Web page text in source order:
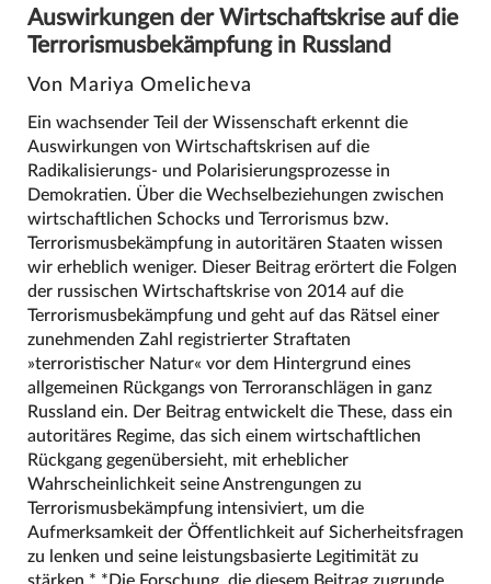
Auswirkungen der Wirtschaftskrise auf die
Terrorismusbekämpfung in Russland
Von Mariya Omelicheva
Ein wachsender Teil der Wissenschaft erkennt die
Auswirkungen von Wirtschaftskrisen auf die
Radikalisierungs- und Polarisierungsprozesse in
Demokratien. Über die Wechselbeziehungen zwischen
wirtschaftlichen Schocks und Terrorismus bzw.
Terrorismusbekämpfung in autoritären Staaten wissen
wir erheblich weniger. Dieser Beitrag erörtert die Folgen
der russischen Wirtschaftskrise von 2014 auf die
Terrorismusbekämpfung und geht auf das Rätsel einer
zunehmenden Zahl registrierter Straftaten
»terroristischer Natur« vor dem Hintergrund eines
allgemeinen Rückgangs von Terroranschlägen in ganz
Russland ein. Der Beitrag entwickelt die These, dass ein
autoritäres Regime, das sich einem wirtschaftlichen
Rückgang gegenübersieht, mit erheblicher
Wahrscheinlichkeit seine Anstrengungen zu
Terrorismusbekämpfung intensiviert, um die
Aufmerksamkeit der Öffentlichkeit auf Sicherheitsfragen
zu lenken und seine leistungsbasierte Legitimität zu